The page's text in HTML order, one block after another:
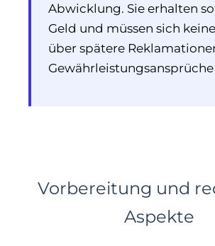
Abwicklung. Sie erhalten
Geld und müssen sich
über spätere
Vorbereitung und
Aspekte